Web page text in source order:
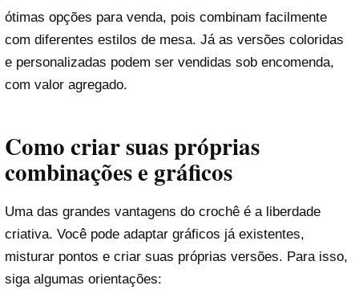
ótimas opções para venda, pois combinam facilmente
com diferentes estilos de mesa. Já as versões coloridas
e personalizadas podem ser vendidas sob encomenda,
com valor agregado.
Como criar suas próprias
combinações e gráficos
Uma das grandes vantagens do crochê é a liberdade
criativa. Você pode adaptar gráficos já existentes,
misturar pontos e criar suas próprias versões. Para isso,
siga algumas orientações: